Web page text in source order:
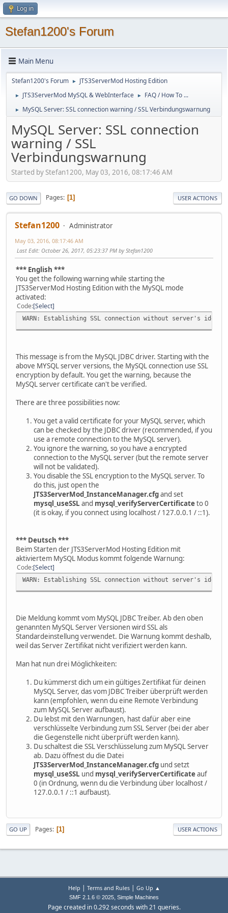
Log in
Stefan1200's Forum
Main Menu
Stefan1200's Forum ► JTS3ServerMod Hosting Edition
► JTS3ServerMod MySQL & WebInterface ► FAQ / How To ...
► MySQL Server: SSL connection warning / SSL Verbindungswarnung
MySQL Server: SSL connection
warning / SSL
Verbindungswarnung
Started by Stefan1200, May 03, 2016, 08:17:46 AM
GO DOWN Pages 1 USER ACTIONS
Stefan1200 Administrator
May 03, 2016, 08:17:46 AM
Last Edit: October 26, 2017, 05:23:37 PM by Stefan1200
*** English ***
You get the following warning while starting the
JTS3ServerMod Hosting Edition with the MySQL mode
activated:
Code Select
WARN: Establishing SSL connection without server's
This message is from the MySQL JDBC driver. Starting with the
above MYSQL server versions, the MySQL connection use SSL
encryption by default. You get the warning, because the
MySQL server certificate can't be verified.
There are three possibilities now:
You get a valid certificate for your MySQL server, which
can be checked by the JDBC driver (recommended, if you
use a remote connection to the MySQL server).
You ignore the warning, so you have a encrypted
connection to the MySQL server (but the remote server
will not be validated).
You disable the SSL encryption to the MySQL server. To
do this, just open the
JTS3ServerMod_InstanceManager.cfgand set
mysql_useSSL and mysql_verifyServerCertificateto 0
(it is okay, if you connect using localhost / 127.0.0.1 / ::1).
*** Deutsch ***
Beim Starten der JTS3ServerMod Hosting Edition mit
aktiviertem MySQL Modus kommt folgende Warnung:
Code Select
WARN: Establishing SSL connection without server's
Die Meldung kommt vom MySQL JDBC Treiber. Ab den oben
genannten MySQL Server Versionen wird SSL als
Standardeinstellung verwendet. Die Warnung kommt deshalb,
weil das Server Zertifikat nicht verifiziert werden kann.
Man hat nun drei Möglichkeiten:
Du kümmerst dich um ein gültiges Zertifikat für deinen
MySQL Server, das vom JDBC Treiber überprüft werden
kann (empfohlen, wenn du eine Remote Verbindung
zum MySQL Server aufbaust).
Du lebst mit den Warnungen, hast dafür aber eine
verschlüsselte Verbindung zum SSL Server (bei der aber
die Gegenstelle nicht überprüft werden kann).
Du schaltest die SSL Verschlüsselung zum MySQL Server
ab. Dazu öffnest du die Datei
JTS3ServerMod_InstanceManager.cfg und setzt
mysql_useSSL und mysql_verifyServerCertificateauf
0 (in Ordnung, wenn du die Verbindung über localhost /
127.0.0.1 / ::1 aufbaust).
GO UP Pages 1 USER ACTIONS
Help Terms and Rules| Go Up ▲
SMF 2.1.6 © 2025, Simple Machines
Page created in 0.292 seconds with 21 queries.